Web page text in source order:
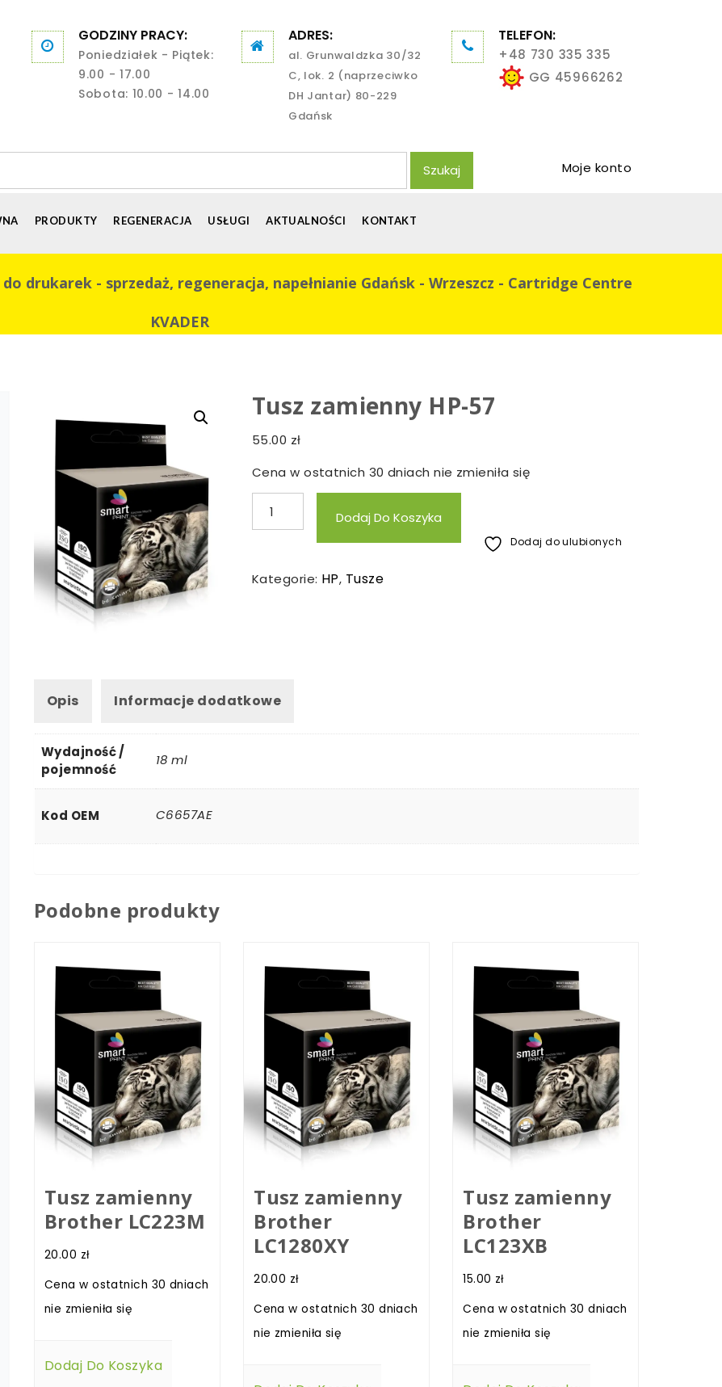
GODZINY PRACY:
Poniedziałek - Piątek:
9.00 - 17.00
Sobota: 10.00 - 14.00
ADRES:
al. Grunwaldzka 30/32
C, lok. 2 (naprzeciwko
DH Jantar) 80-229
Gdańsk
TELEFON:
+48 730 335 335
GG 45966262
Szukaj Moje konto
PRODUKTY REGENERACJA USŁUGI AKTUALNOŚCI KONTAKT
drukarek - sprzedaż, regeneracja, napełnianie Gdańsk - Wrzeszcz - Cartridge Centre
KVADER
Tusz zamienny HP-57
55.00 zł
Cena w ostatnich 30 dniach nie zmieniła się
ilość
Tusz
HP-
Dodaj Do Koszyka
Dodaj do ulubionych
Kategorie: HP, Tusze
Opis Informacje dodatkowe
Wydajność /
pojemność
18 ml
Kod OEM C6657AE
Podobne produkty
Tusz zamienny
Brother LC223M
20.00 zł
Cena w ostatnich 30 dniach
nie zmieniła się
Dodaj Do Koszyka
Tusz zamienny
Brother
LC1280XY
20.00 zł
Cena w ostatnich 30 dniach
nie zmieniła się
Tusz zamienny
Brother
LC123XB
15.00 zł
Cena w ostatnich 30 dniach
nie zmieniła się